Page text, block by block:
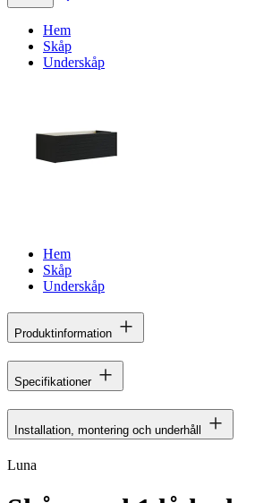
Hem
Skåp
Underskåp
Hem
Skåp
Underskåp
Produktinformation
Specifikationer
Installation, montering och underhåll
Luna